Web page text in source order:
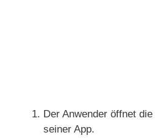
Der Anwender öffnet die
seiner App.